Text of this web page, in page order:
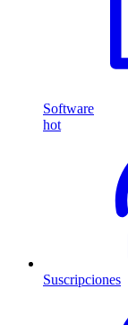
Software
hot
Suscripciones